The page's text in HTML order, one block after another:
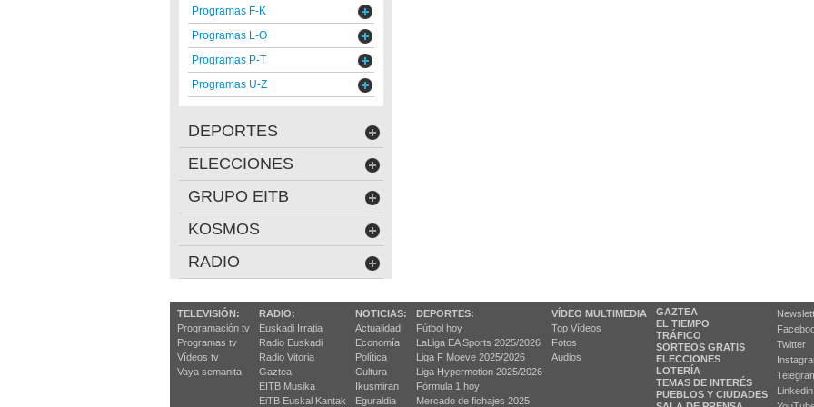
Programas F-K
Programas L-O
Programas P-T
Programas U-Z
DEPORTES
ELECCIONES
GRUPO EITB
KOSMOS
RADIO
TELEVISIÓN:
Programación tv
Programas tv
Vídeos tv
Vaya semanita
RADIO:
Euskadi Irratia
Radio Euskadi
Radio Vitoria
Gaztea
EITB Musika
EiTB Euskal Kantak
NOTICIAS:
Actualidad
Economía
Política
Cultura
Ikusmiran
Eguraldia
DEPORTES:
Fútbol hoy
LaLiga EA Sports 2025/2026
Liga F Moeve 2025/2026
Liga Hypermotion 2025/2026
Fórmula 1 hoy
Mercado de fichajes 2025
VÍDEO MULTIMEDIA
Top Vídeos
Fotos
Audios
GAZTEA
EL TIEMPO
TRÁFICO
SORTEOS GRATIS
ELECCIONES
LOTERÍA
TEMAS DE INTERÉS
PUEBLOS Y CIUDADES
Twitter
Linkedin